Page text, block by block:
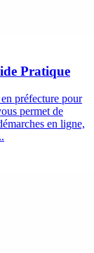
Pratique
préfecture pour
permet de
en ligne,